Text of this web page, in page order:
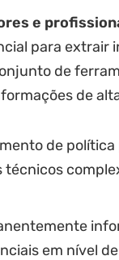
e
para extrair
de
de
de
em nível